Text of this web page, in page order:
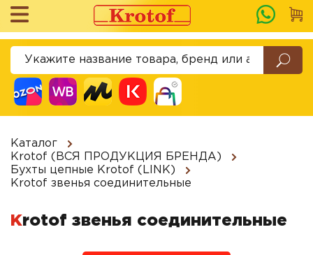
Каталог
Krotof (ВСЯ ПРОДУКЦИЯ БРЕНДА)
Бухты цепные Krotof (LINK)
Krotof звенья соединительные
Krotof звенья соединительные